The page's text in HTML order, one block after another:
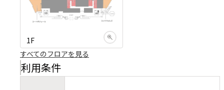
1F
すべてのフロアを見る
利用条件